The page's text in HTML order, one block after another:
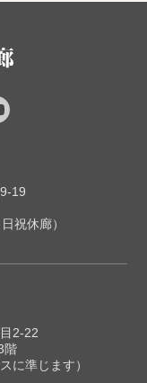
19
祝休廊）
2-22
階
に準じます）